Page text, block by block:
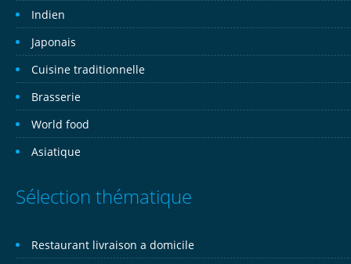
Indien
Japonais
Cuisine traditionnelle
Brasserie
World food
Asiatique
Sélection thématique
Restaurant livraison a domicile